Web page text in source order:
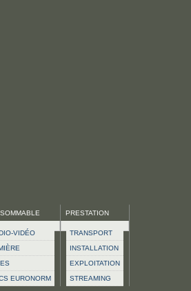
VIDÉO
EURONORM
PRESTATION
TRANSPORT
INSTALLATION
EXPLOITATION
STREAMING